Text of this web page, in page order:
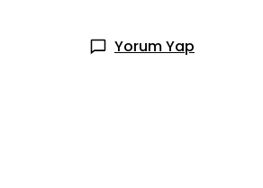
Yorum Yap